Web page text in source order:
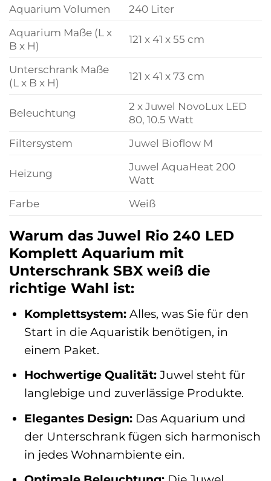
Aquarium Volumen
240 Liter
Aquarium Maße (L x
B x H)
121 x 41 x 55 cm
Unterschrank Maße
(L x B x H)
121 x 41 x 73 cm
Beleuchtung
2 x Juwel NovoLux LED
80, 10.5 Watt
Filtersystem
Juwel Bioflow M
Heizung
Juwel AquaHeat 200
Watt
Farbe
Weiß
Warum das Juwel Rio 240 LED
Komplett Aquarium mit
Unterschrank SBX weiß die
richtige Wahl ist:
Komplettsystem:Alles, was Sie für den
Start in die Aquaristik benötigen, in
einem Paket.
Hochwertige Qualität:Juwel steht für
langlebige und zuverlässige Produkte.
Elegantes Design:Das Aquarium und
der Unterschrank fügen sich harmonisch
in jedes Wohnambiente ein.